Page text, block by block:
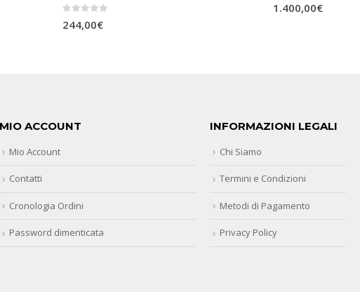
244,00€
1.400,00€
MIO ACCOUNT
Mio Account
Contatti
Cronologia Ordini
Password dimenticata
INFORMAZIONI LEGALI
Chi Siamo
Termini e Condizioni
Metodi di Pagamento
Privacy Policy